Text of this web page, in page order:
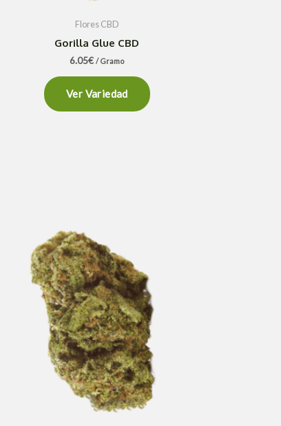
Flores CBD
Gorilla Glue CBD
6.05€ / Gramo
Ver Variedad